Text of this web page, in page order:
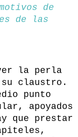
de
de las
la perla
claustro.
punto
apoyados
que prestar